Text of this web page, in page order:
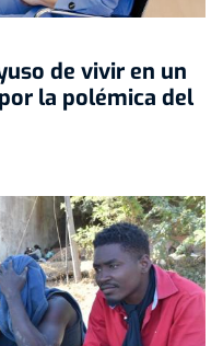
de vivir en un
la polémica del